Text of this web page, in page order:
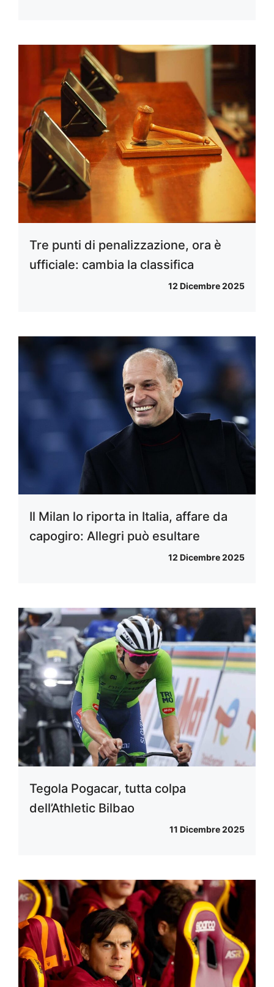
Tre punti di penalizzazione, ora è
ufficiale: cambia la classifica
12 Dicembre 2025
Il Milan lo riporta in Italia, affare da
capogiro: Allegri può esultare
12 Dicembre 2025
Tegola Pogacar, tutta colpa
dell’Athletic Bilbao
11 Dicembre 2025